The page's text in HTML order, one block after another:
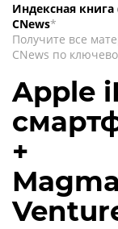
Индексная книга
CNews*
Получите все
CNews по
Apple
+